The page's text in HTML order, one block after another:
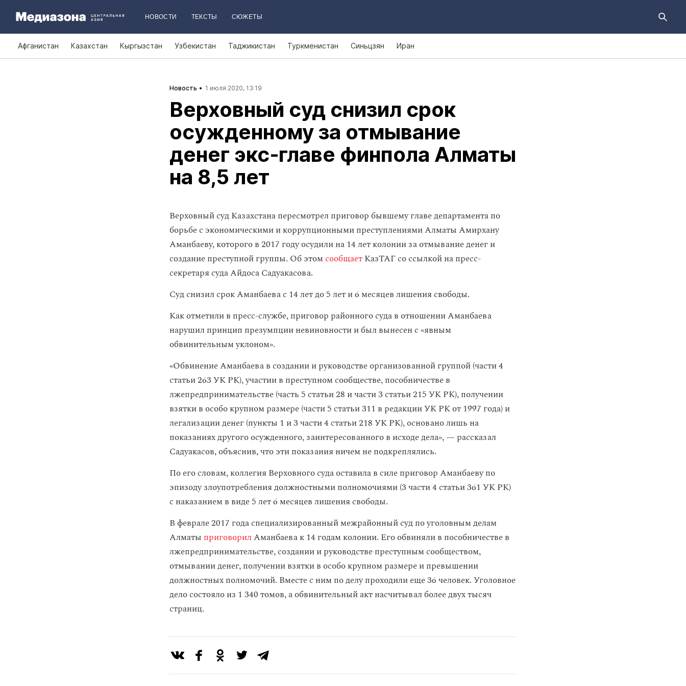
НОВОСТИ ТЕКСТЫ СЮЖЕТЫ
Афганистан Казахстан Кыргызстан Узбекистан Таджикистан Туркменистан Синьцзян Иран
Новость 1 июля 2020, 13:19
Верховный суд снизил срок
осужденному за отмывание
денег экс‑главе финпола Алматы
на 8,5 лет
Верховный суд Казахстана пересмотрел приговор бывшему главе департамента по
борьбе с экономическими и коррупционными преступлениями Алматы Амирхану
Аманбаеву, которого в 2017 году осудили на 14 лет колонии за отмывание денег и
создание преступной группы. Об этомсообщаетКазТАГ со ссылкой на пресс-
секретаря суда Айдоса Садуакасова.
Суд снизил срок Аманбаева с 14 лет до 5 лет и 6 месяцев лишения свободы.
Как отметили в пресс-службе, приговор районного суда в отношении Аманбаева
нарушил принцип презумпции невиновности и был вынесен с «явным
обвинительным уклоном».
«Обвинение Аманбаева в создании и руководстве организованной группой (части 4
статьи 263 УК РК), участии в преступном сообществе, пособничестве в
лжепредпринимательстве (часть 5 статьи 28 и части 3 статьи 215 УК РК), получении
взятки в особо крупном размере (части 5 статьи 311 в редакции УК РК от 1997 года) и
легализации денег (пункты 1 и 3 части 4 статьи 218 УК РК), основано лишь на
показаниях другого осужденного, заинтересованного в исходе дела», — рассказал
Садуакасов, объяснив, что эти показания ничем не подкреплялись.
По его словам, коллегия Верховного суда оставила в силе приговор Аманбаеву по
эпизоду злоупотребления должностными полномочиями (3 части 4 статьи 361 УК РК)
с наказанием в виде 5 лет 6 месяцев лишения свободы.
В феврале 2017 года специализированный межрайонный суд по уголовным делам
Алматы приговорилАманбаева к 14 годам колонии. Его обвиняли в пособничестве в
лжепредпринимательстве, создании и руководстве преступным сообществом,
отмывании денег, получении взятки в особо крупном размере и превышении
должностных полномочий. Вместе с ним по делу проходили еще 36 человек. Уголовное
дело состояло из 1 340 томов, а обвинительный акт насчитывал более двух тысяч
страниц.